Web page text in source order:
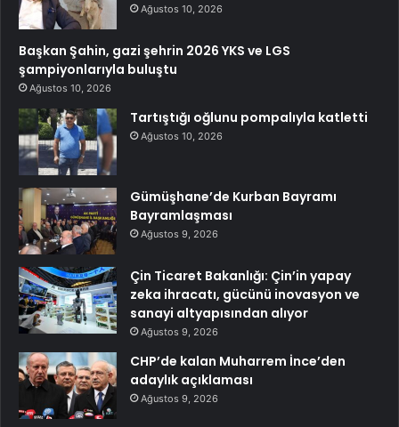
Ağustos 10, 2026
Başkan Şahin, gazi şehrin 2026 YKS ve LGS
şampiyonlarıyla buluştu
Ağustos 10, 2026
Tartıştığı oğlunu pompalıyla katletti
Ağustos 10, 2026
Gümüşhane’de Kurban Bayramı
Bayramlaşması
Ağustos 9, 2026
Çin Ticaret Bakanlığı: Çin’in yapay
zeka ihracatı, gücünü inovasyon ve
sanayi altyapısından alıyor
Ağustos 9, 2026
CHP’de kalan Muharrem İnce’den
adaylık açıklaması
Ağustos 9, 2026